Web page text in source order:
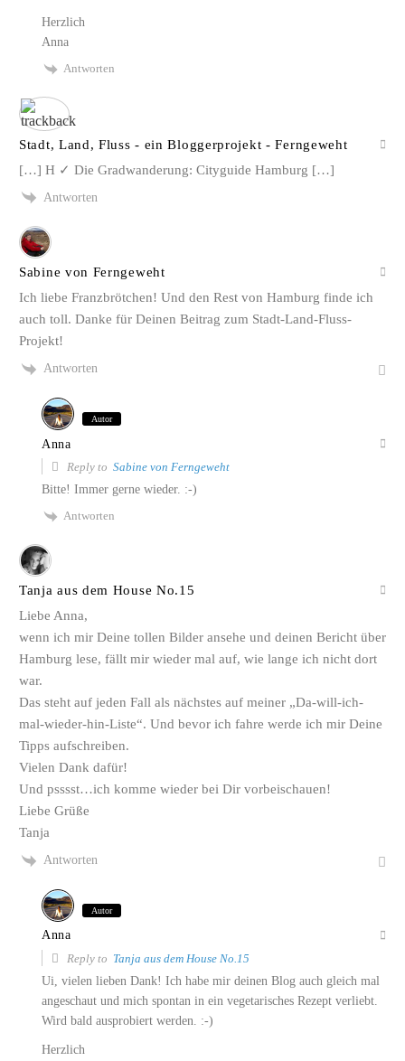
Herzlich
Anna
Antworten
Stadt, Land, Fluss - ein Bloggerprojekt - Ferngeweht
[…] H ✓ Die Gradwanderung: Cityguide Hamburg […]
Antworten
Sabine von Ferngeweht
Ich liebe Franzbrötchen! Und den Rest von Hamburg finde ich
auch toll. Danke für Deinen Beitrag zum Stadt-Land-Fluss-
Projekt!
Antworten
Autor
Anna
Reply to Sabine von Ferngeweht
Bitte! Immer gerne wieder. :-)
Antworten
Tanja aus dem House No.15
Liebe Anna,
wenn ich mir Deine tollen Bilder ansehe und deinen Bericht über
Hamburg lese, fällt mir wieder mal auf, wie lange ich nicht dort
war.
Das steht auf jeden Fall als nächstes auf meiner „Da-will-ich-
mal-wieder-hin-Liste“. Und bevor ich fahre werde ich mir Deine
Tipps aufschreiben.
Vielen Dank dafür!
Und psssst…ich komme wieder bei Dir vorbeischauen!
Liebe Grüße
Tanja
Antworten
Autor
Anna
Reply to Tanja aus dem House No.15
Ui, vielen lieben Dank! Ich habe mir deinen Blog auch gleich mal
angeschaut und mich spontan in ein vegetarisches Rezept verliebt.
Wird bald ausprobiert werden. :-)
Herzlich